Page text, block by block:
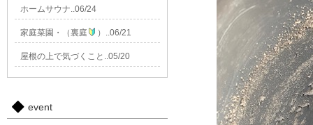
ホームサウナ..06/24
家庭菜園・（裏庭 ）..06/21
屋根の上で気づくこと..05/20
event